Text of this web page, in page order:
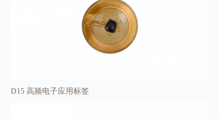
D15 高频电子应用标签